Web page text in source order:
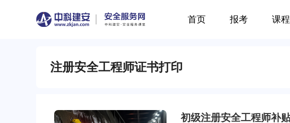
首页 报考 课程
注册安全工程师证书打印